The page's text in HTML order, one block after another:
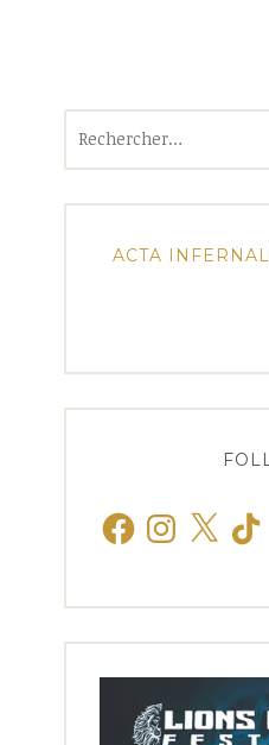
ACTA
FacebookInstagram
X